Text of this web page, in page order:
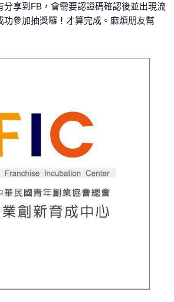
分享到FB，會需要認證碼確認後並出現流
功參加抽獎囉！才算完成。麻煩朋友幫